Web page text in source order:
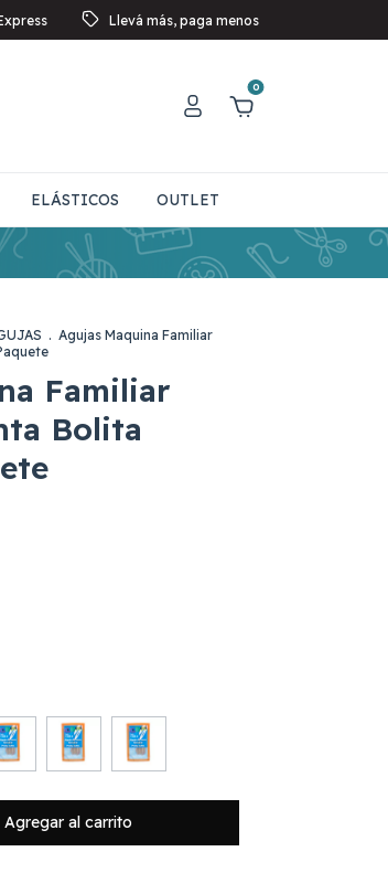
Llevá más, paga menos
0
ELÁSTICOS OUTLET
. Agujas Maquina Familiar
Familiar
Bolita